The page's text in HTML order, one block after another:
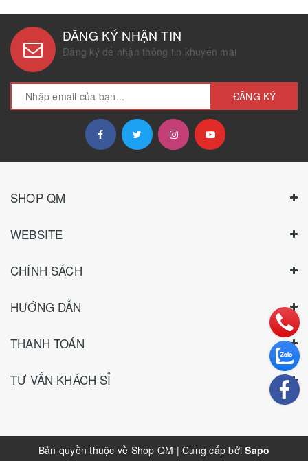
ĐĂNG KÝ NHẬN TIN
Đăng ký để nhận thông tin khuyến mãi
ĐĂNG KÝ
SHOP QM
WEBSITE
CHÍNH SÁCH
HƯỚNG DẪN
THANH TOÁN
TƯ VẤN KHÁCH SỈ
Bản quyền thuộc về Shop QM | Cung cấp bởiSapo